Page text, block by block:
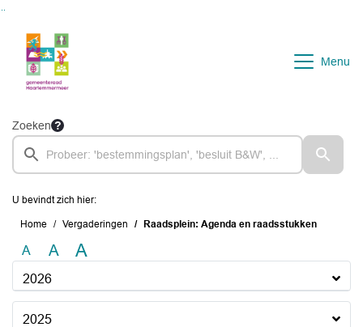
Menu
Zoeken
U bevindt zich hier:
Home Vergaderingen Raadsplein: Agenda en raadsstukken
A A A
2026
2025